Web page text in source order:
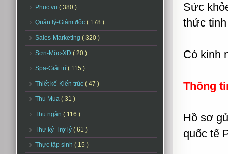
Phục vụ ( 380 )
Quản lý-Giám đốc ( 178 )
Sales-Marketing ( 320 )
Sơn-Mộc-XD ( 20 )
Spa-Giải trí ( 115 )
Thiết kế-Kiến trúc ( 47 )
Thu Mua ( 31 )
Thu ngân ( 116 )
Thư ký-Trợ lý ( 61 )
Thực tập sinh ( 15 )
Sức
thức
Có kinh
Thông
Hồ sơ
quốc tế